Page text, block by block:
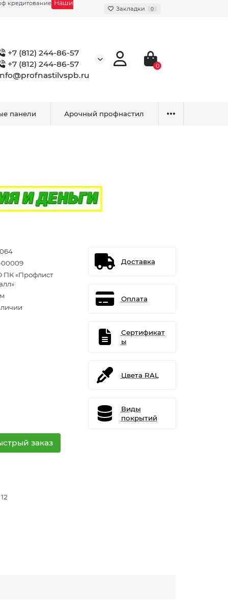
кредитование Наши
Закладки 0
+7 (812) 244-86-57
+7 (812) 244-86-57
0
панели Арочный профнастил
00009
«Профлист
заказ
Доставка
Оплата
Сертификат
ы
Цвета RAL
Виды
покрытий